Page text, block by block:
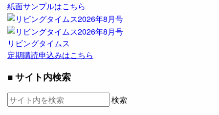
紙面サンプルはこちら
リビングタイムス
定期購読申込みはこちら
■ サイト内検索
検索